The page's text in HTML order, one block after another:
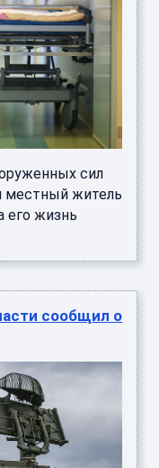
сил
местный житель
его жизнь
сообщил о